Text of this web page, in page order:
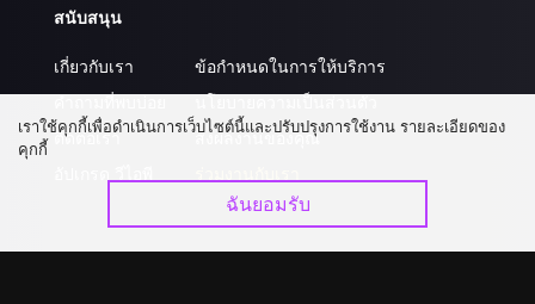
สนับสนุน
เกี่ยวกับเรา
ติดต่อเรา
ข้อกำหนดในการให้บริการ
ส่งผลงานของคุณ
เราใช้คุกกี้เพื่อดำเนินการเว็บไซต์นี้และปรับปรุงการใช้งาน รายละเอียดของ
คุกกี้
ฉันยอมรับ